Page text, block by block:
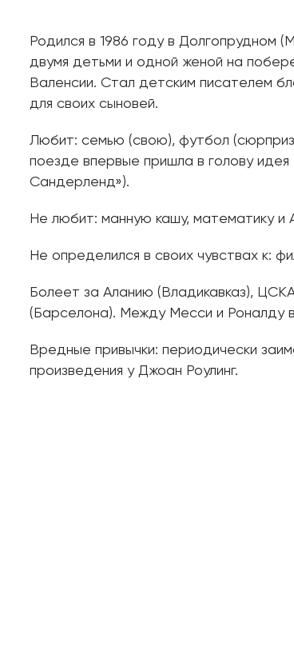
Родился в 1986 году в Долгопрудном
двумя детьми и одной женой на
Валенсии. Стал детским писателем
для своих сыновей.
Любит: семью (свою), футбол
поезде впервые пришла в голову идея
Сандерленд»).
Не любит: манную кашу, математику и
Не определился в своих чувствах к:
Болеет за Аланию (Владикавказ),
(Барселона). Между Месси и Роналду
Вредные привычки: периодически
произведения у Джоан Роулинг.